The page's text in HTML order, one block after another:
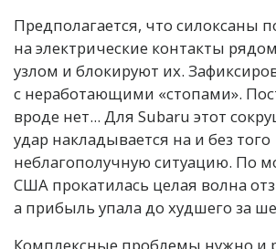
Предполагается, что силоксаны
на электрические контакты
узлом и блокируют их.
с неработающими «стопами».
вроде нет... Для Subaru этот
удар накладывается на и без того
неблагополучную ситуацию. По
США прокатилась целая волна
а прибыль упала до худшего за